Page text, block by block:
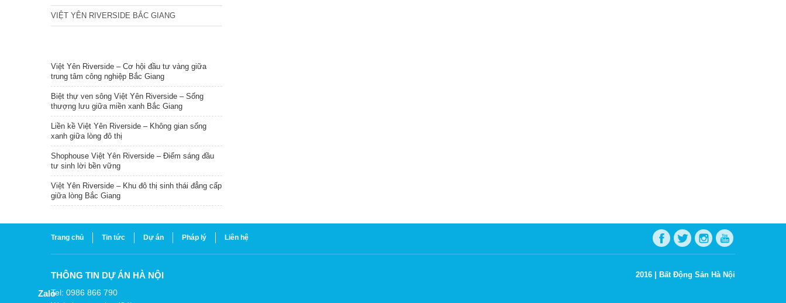
VIỆT YÊN RIVERSIDE BẮC GIANG
Việt Yên Riverside – Cơ hội đầu tư vàng giữa
trung tâm công nghiệp Bắc Giang
Biệt thự ven sông Việt Yên Riverside – Sống
thượng lưu giữa miền xanh Bắc Giang
Liền kề Việt Yên Riverside – Không gian sống
xanh giữa lòng đô thị
Shophouse Việt Yên Riverside – Điểm sáng đầu
tư sinh lời bền vững
Việt Yên Riverside – Khu đô thị sinh thái đẳng cấp
giữa lòng Bắc Giang
Trang chủ Tin tức Dự án Pháp lý Liên hệ
THÔNG TIN DỰ ÁN HÀ NỘI
Tel: 0986 866 790
2016 | Bất Động Sản Hà Nội
Zalo